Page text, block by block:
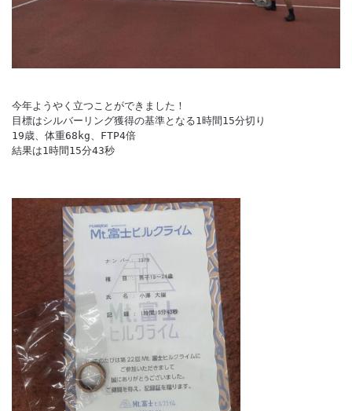
今年ようやく立つことができました！
目標はシルバーリング獲得の基準となる1時間15分切り
19歳、体重68kg、FTP4倍
結果は1時間15分43秒